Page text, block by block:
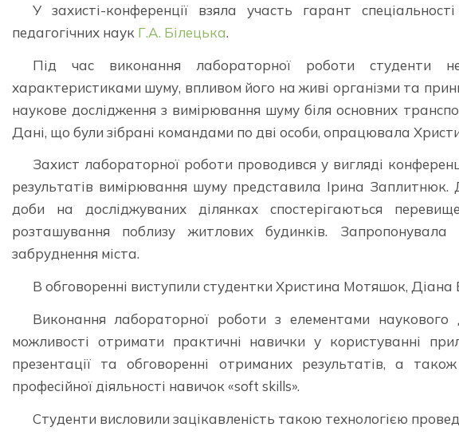
У захисті-конференції взяла участь гарант
педагогічних наук Г.А. Білецька.
Під час виконання лабораторної роботи студенти
характеристиками шуму, впливом його на живі організми та
наукове дослідження з вимірювання шуму біля основних
Дані, що були зібрані командами по дві особи, опрацювала
Захист лабораторної роботи проводився у вигляді
результатів вимірювання шуму представила Ірина
доби на досліджуваних ділянках спостерігаються
розташування поблизу житлових будинків.
забруднення міста.
В обговоренні виступили студентки Христина Мотяшок, Діана
Виконання лабораторної роботи з елементами
можливості отримати практичні навички у користуванні
презентації та обговоренні отриманих результатів, а
професійної діяльності навичок «soft skills».
Студенти висловили зацікавленість такою технологією